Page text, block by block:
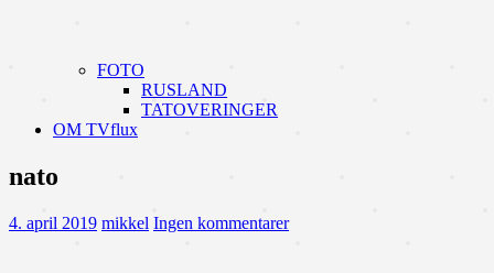
FOTO
RUSLAND
TATOVERINGER
OM TVflux
nato
4. april 2019 mikkel Ingen kommentarer